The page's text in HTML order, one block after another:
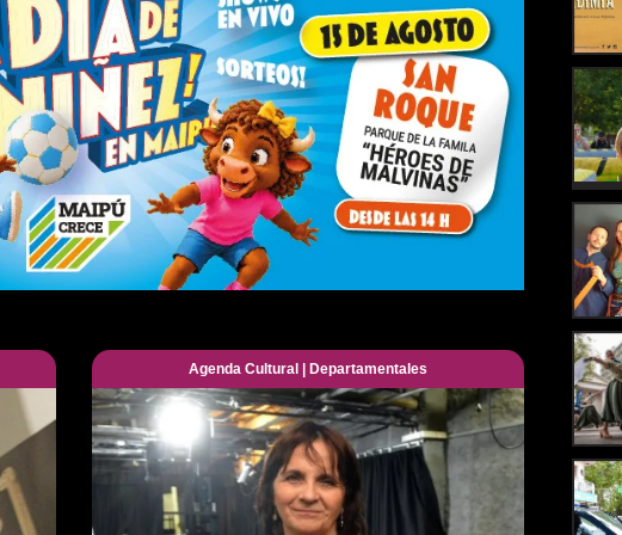
Agenda Cultural| Departamentales